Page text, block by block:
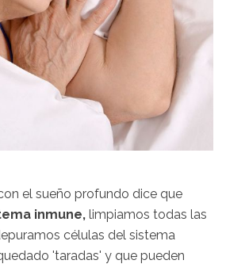
el sueño profundo dice que
inmune, limpiamos todas las
células del sistema
'taradas' y que pueden